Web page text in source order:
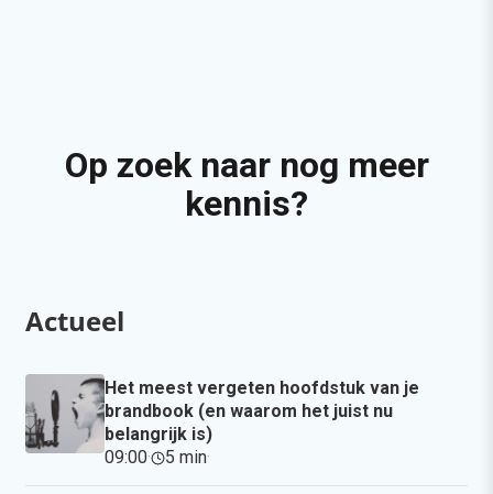
Op zoek naar nog meer
kennis?
Actueel
Het meest vergeten hoofdstuk van je
brandbook (en waarom het juist nu
belangrijk is)
09:00· 5 min·